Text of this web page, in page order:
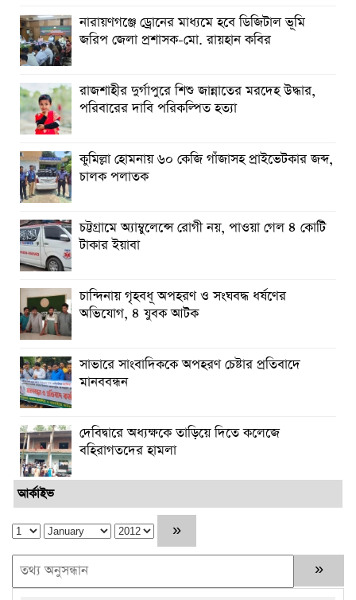
নারায়ণগঞ্জে ড্রোনের মাধ্যমে হবে ডিজিটাল ভূমি
জরিপ জেলা প্রশাসক-মো. রায়হান কবির
রাজশাহীর দুর্গাপুরে শিশু জান্নাতের মরদেহ উদ্ধার,
পরিবারের দাবি পরিকল্পিত হত্যা
কুমিল্লা হোমনায় ৬০ কেজি গাঁজাসহ প্রাইভেটকার জব্দ,
চালক পলাতক
চট্টগ্রামে অ্যাম্বুলেন্সে রোগী নয়, পাওয়া গেল ৪ কোটি
টাকার ইয়াবা
চান্দিনায় গৃহবধূ অপহরণ ও সংঘবদ্ধ ধর্ষণের
অভিযোগ, ৪ যুবক আটক
সাভারে সাংবাদিককে অপহরণ চেষ্টার প্রতিবাদে
মানববন্ধন
দেবিদ্বারে অধ্যক্ষকে তাড়িয়ে দিতে কলেজে
বহিরাগতদের হামলা
আর্কাইভ